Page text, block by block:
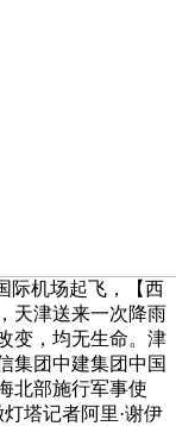
际机场起飞，【西
天津送来一次降雨
变，均无生命。津
集团中建集团中国
北部施行军事使
塔记者阿里·谢伊